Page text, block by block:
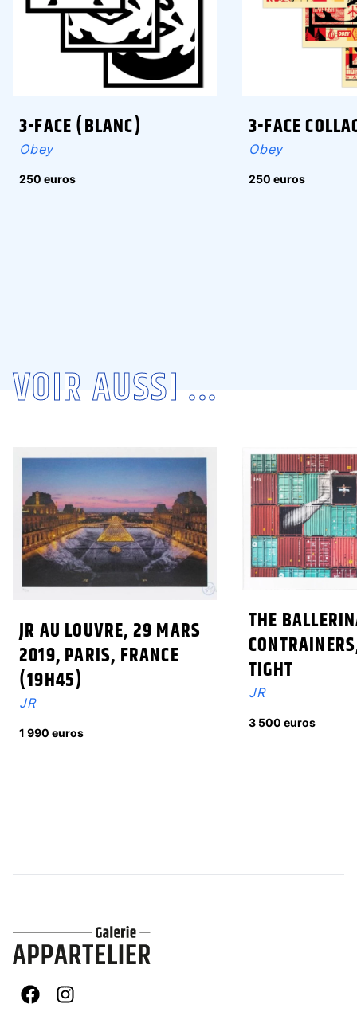
3-FACE (BLANC)
Obey
250 euros
3-FACE
Obey
250 euros
VOIR AUSSI ...
JR AU LOUVRE, 29 MARS
2019, PARIS, FRANCE
(19H45)
JR
1 990 euros
THE
TIGHT
JR
3 500 euros
FacebookInstagram